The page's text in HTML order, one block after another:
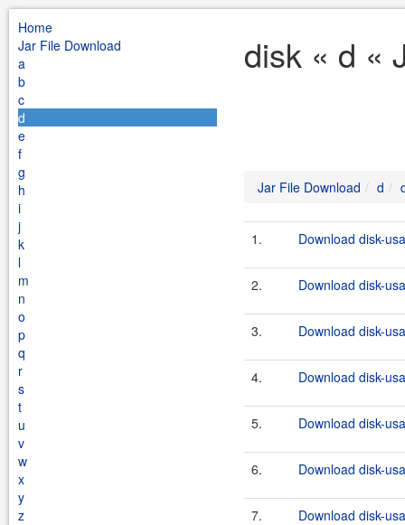
Home
Jar File Download
a
b
c
d
e
f
g
h
i
j
k
l
m
n
o
p
q
r
s
t
u
v
w
x
y
z
disk « d «
Jar File Download d
1. Download disk-
2. Download disk-
3. Download disk-
4. Download disk-
5. Download disk-
6. Download disk-
7. Download disk-